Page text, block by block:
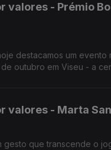
valores - Prémio
destacamos um evento
outubro em Viseu - a
valores - Marta
gesto que transcende o